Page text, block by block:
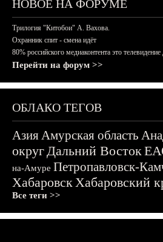
НОВОЕ НА ФОРУМЕ
Трилогия "Китобои" А. Вахова.
Охранник спит - смена идёт
80% российского медиаконтента это
Перейти на форум >>
ОБЛАКО ТЕГОВ
АзияАмурская область
округДальний Восток
на-Амуре Петропавловск-
ХабаровскХабаровский
Все теги >>